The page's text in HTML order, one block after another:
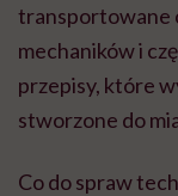
transportowane
mechaników i
przepisy, które
stworzone do
Co do spraw